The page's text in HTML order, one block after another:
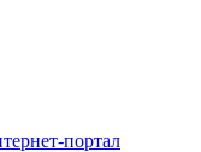
портал